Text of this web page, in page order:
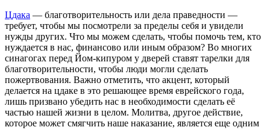
Цдака — благотворительность или дела праведности —
требует, чтобы мы посмотрели за пределы себя и увидели
нужды других. Что мы можем сделать, чтобы помочь тем, кто
нуждается в нас, финансово или иным образом? Во многих
синагогах перед Йом-кипуром у дверей ставят тарелки для
благотворительности, чтобы люди могли сделать
пожертвования. Важно отметить, что акцент, который
делается на цдаке в это решающее время еврейского года,
лишь призвано убедить нас в необходимости сделать её
частью нашей жизни в целом. Молитва, другое действие,
которое может смягчить наше наказание, является еще одним